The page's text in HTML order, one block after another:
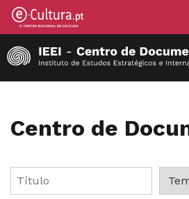
Centro de